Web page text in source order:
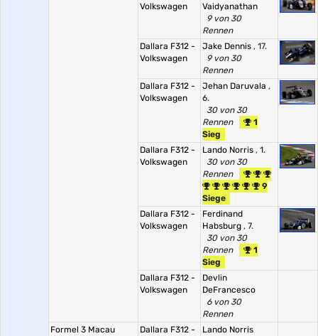
Volkswagen
Vaidyanathan
9 von 30
Rennen
Dallara F312 -
Volkswagen
Jake Dennis , 17.
9 von 30
Rennen
Dallara F312 -
Volkswagen
Jehan Daruvala ,
6.
30 von 30
Rennen
1
Sieg
Dallara F312 -
Volkswagen
Lando Norris , 1.
30 von 30
Rennen
9
Siege
Dallara F312 -
Volkswagen
Ferdinand
Habsburg , 7.
30 von 30
Rennen
1
Sieg
Dallara F312 -
Volkswagen
Devlin
DeFrancesco
6 von 30
Rennen
Formel 3 Macau
Dallara F312 -
Lando Norris